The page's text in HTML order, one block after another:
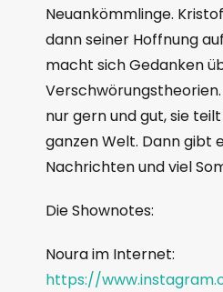
Neuankömmlinge.
dann seiner Hoffnung
macht sich Gedanken
nur gern und gut, sie
ganzen Welt. Dann gibt
Nachrichten und viel
Die Shownotes:
Noura im Internet:
https://